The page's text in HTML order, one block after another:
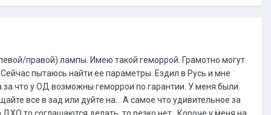
правой) лампы. Имею такой геморрой. Грамотно могут
пытаюсь найти ее параметры. Ездил в Русь и мне
что у ОД возможны геморрои по гарантии. У меня были.
все в зад или дуйте на... А самое что удивительное за